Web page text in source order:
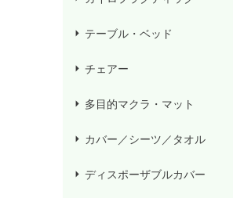
テーブル・ベッド
チェアー
多目的マクラ・マット
カバー／シーツ／タオル
ディスポーザブルカバー